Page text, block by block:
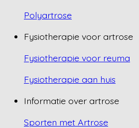
Polyartrose
Fysiotherapie voor artrose
Fysiotherapie voor reuma
Fysiotherapie aan huis
Informatie over artrose
Sporten met Artrose